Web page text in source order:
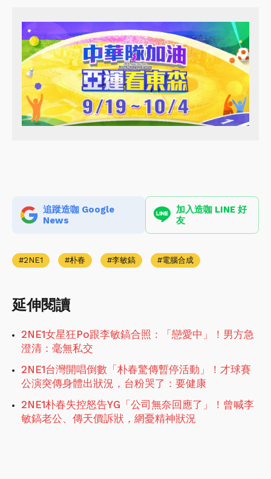
追蹤造咖 Google
News
加入造咖 LINE 好
友
2NE1 朴春 李敏鎬 電腦合成
延伸閱讀
2NE1女星狂Po跟李敏鎬合照：「戀愛中」！男方急
澄清：毫無私交
2NE1台灣開唱倒數「朴春驚傳暫停活動」！才球賽
公演突傳身體出狀況，台粉哭了：要健康
2NE1朴春失控怒告YG「公司無奈回應了」！曾喊李
敏鎬老公、傳天價訴狀，網憂精神狀況